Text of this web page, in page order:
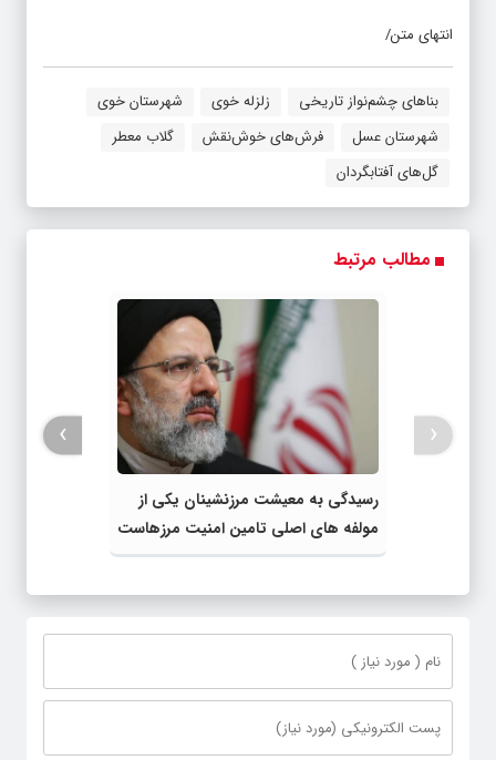
انتهای متن/
بناهای چشم‌نواز تاریخی زلزله خوی
شهرستان خوی
شهرستان عسل
فرش‌های خوش‌نقش
گلاب معطر
گل‌های آفتابگردان
مطالب مرتبط
رسیدگی به معیشت مرزنشینان یکی از
مولفه ‎های اصلی تامین امنیت مرزهاست
‹
›